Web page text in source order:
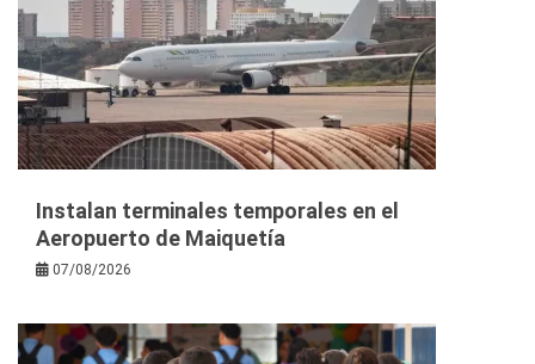
Instalan terminales temporales en el
Aeropuerto de Maiquetía
07/08/2026